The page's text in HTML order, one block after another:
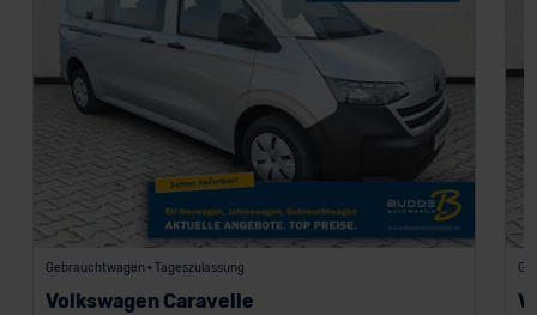
Gebrauchtwagen • Tageszulassung
Volkswagen Caravelle